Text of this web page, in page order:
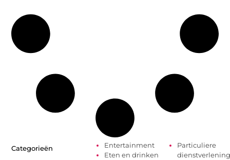
Categorieën
Entertainment
Eten en drinken
Particuliere
dienstverlening